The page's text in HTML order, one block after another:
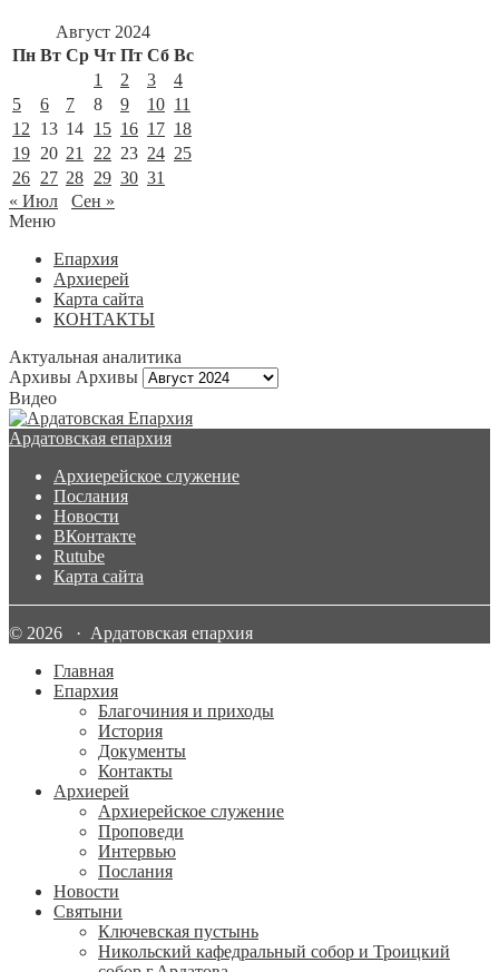
Август 2024
Пн Вт Ср Чт Пт Сб Вс
1
2 3
4
5
6 7 8 9 10 11
12
13 14 15 16 17 18
19 20 21 22 23 24 25
26 27 28 29 30 31
« Июл
Сен »
Меню
Епархия
Архиерей
Карта сайта
КОНТАКТЫ
Актуальная аналитика
Архивы Архивы
Видео
Ардатовская епархия
Архиерейское служение
Послания
Новости
ВКонтакте
Rutube
Карта сайта
© 2026 · Ардатовская епархия
Главная
Епархия
Благочиния и приходы
История
Документы
Контакты
Архиерей
Архиерейское служение
Проповеди
Интервью
Послания
Новости
Святыни
Ключевская пустынь
Никольский кафедральный собор и Троицкий